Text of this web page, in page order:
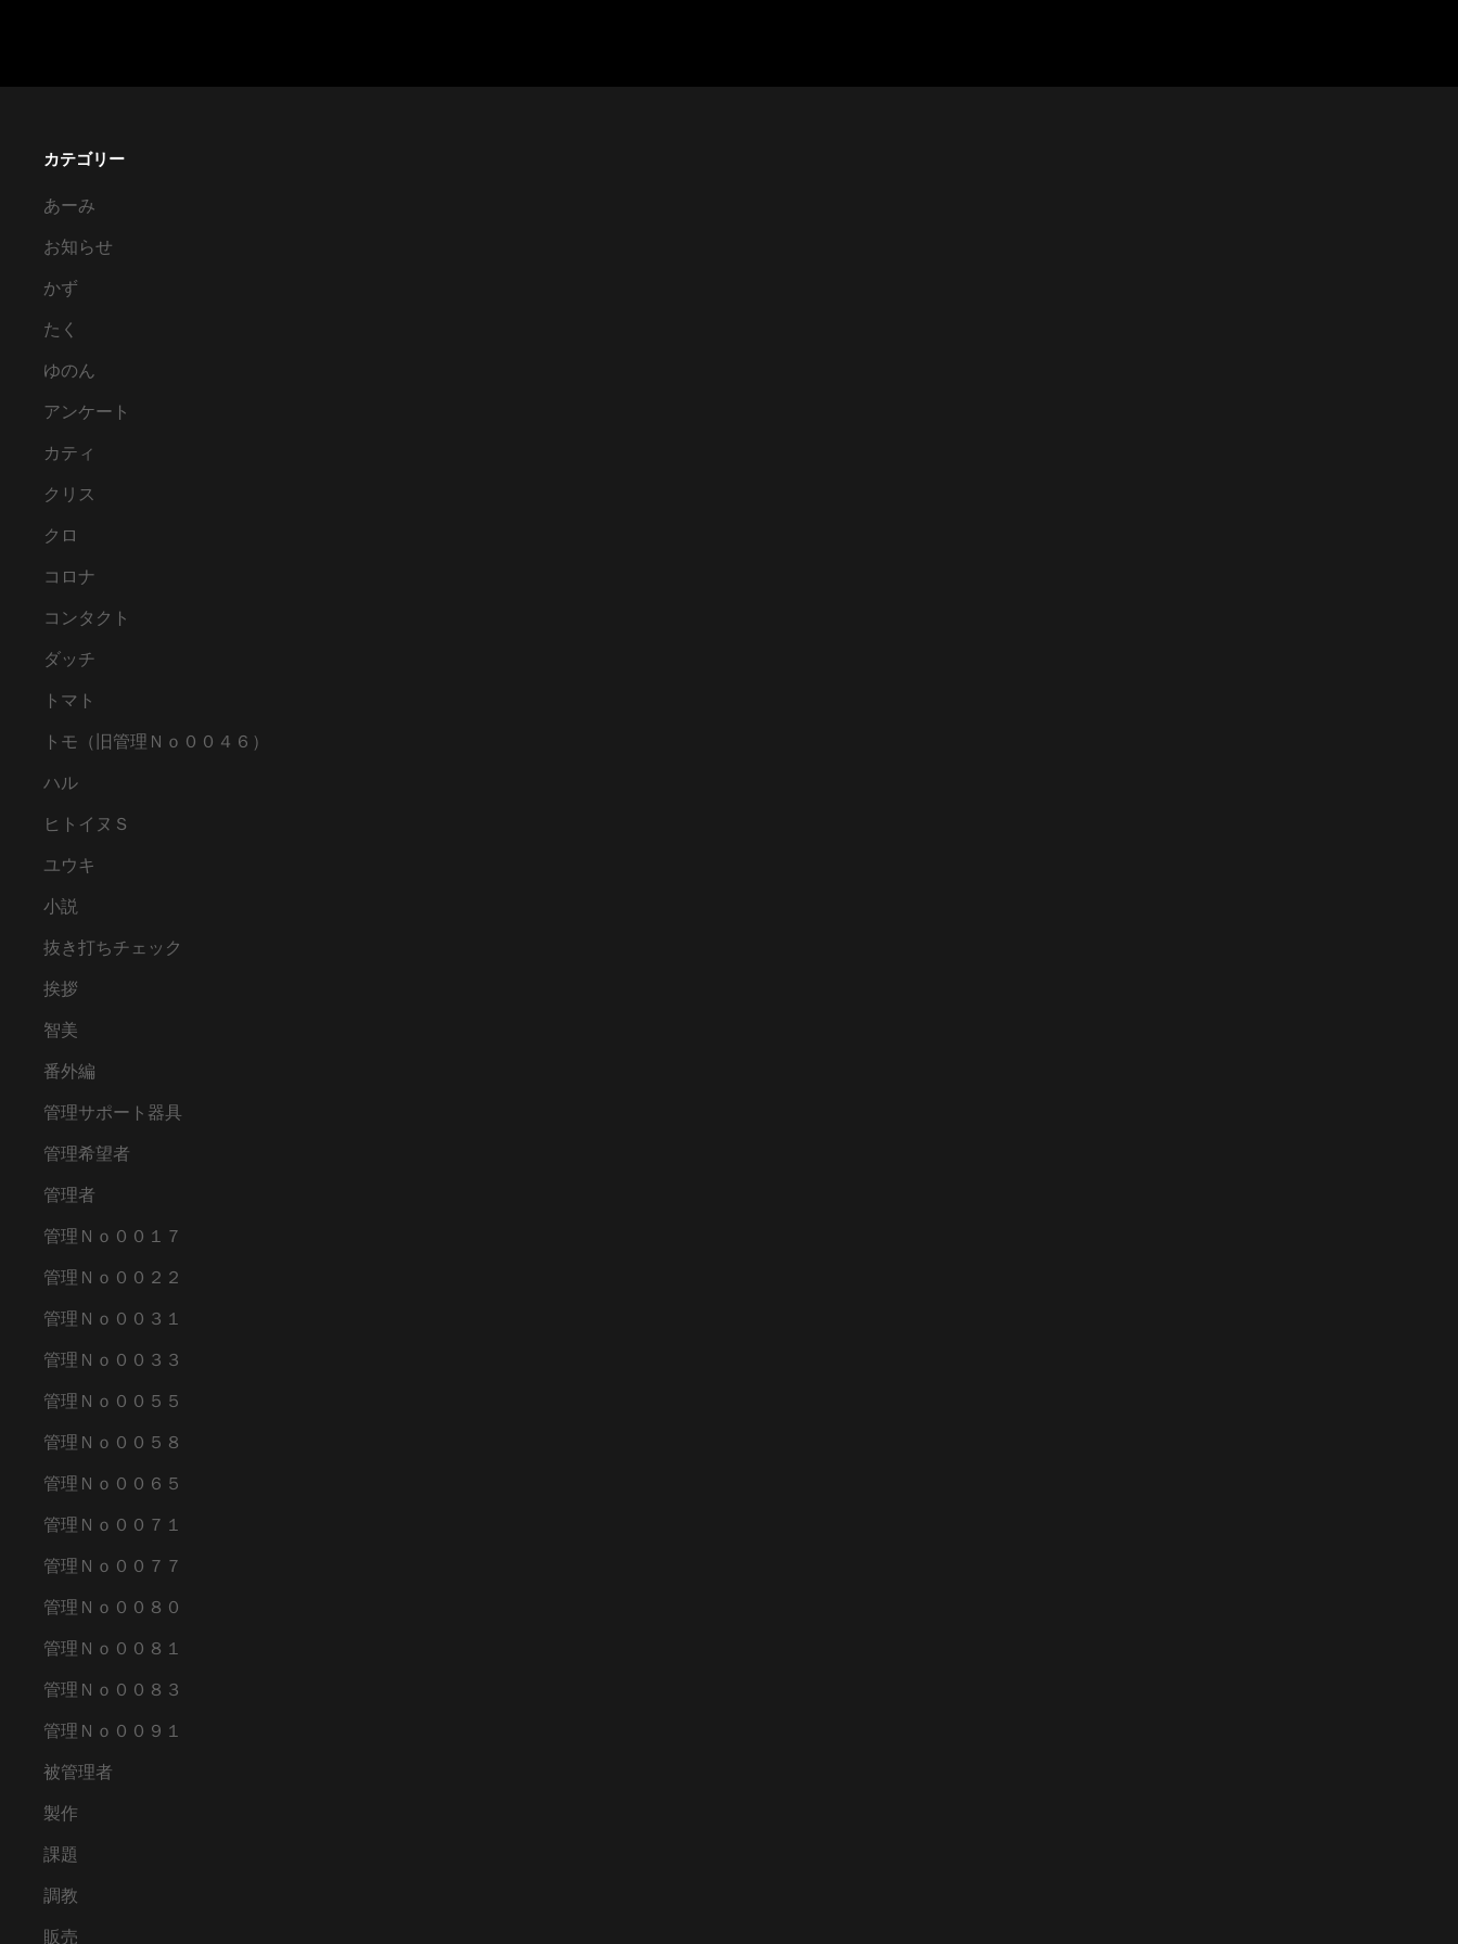
カテゴリー
あーみ
お知らせ
かず
たく
ゆのん
アンケート
カティ
クリス
クロ
コロナ
コンタクト
ダッチ
トマト
トモ（旧管理Ｎｏ００４６）
ハル
ヒトイヌＳ
ユウキ
小説
抜き打ちチェック
挨拶
智美
番外編
管理サポート器具
管理希望者
管理者
管理Ｎｏ００１７
管理Ｎｏ００２２
管理Ｎｏ００３１
管理Ｎｏ００３３
管理Ｎｏ００５５
管理Ｎｏ００５８
管理Ｎｏ００６５
管理Ｎｏ００７１
管理Ｎｏ００７７
管理Ｎｏ００８０
管理Ｎｏ００８１
管理Ｎｏ００８３
管理Ｎｏ００９１
被管理者
製作
課題
調教
販売